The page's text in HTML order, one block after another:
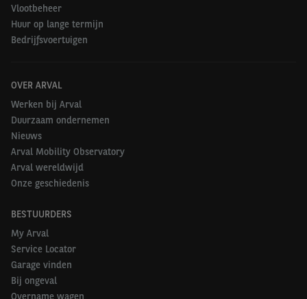
Vlootbeheer
Huur op lange termijn
Bedrijfsvoertuigen
OVER ARVAL
Werken bij Arval
Duurzaam ondernemen
Nieuws
Arval Mobility Observatory
Arval wereldwijd
Onze geschiedenis
BESTUURDERS
My Arval
Service Locator
Garage vinden
Bij ongeval
Overname wagen